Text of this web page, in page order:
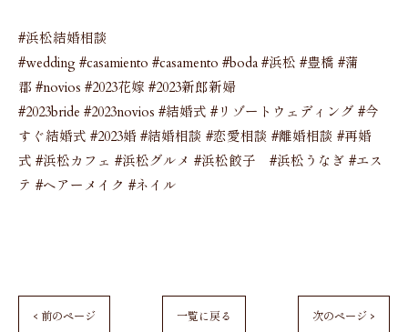
#浜松結婚相談
#wedding #casamiento #casamento #boda #浜松 #豊橋 #蒲
郡 #novios #2023花嫁 #2023新郎新婦
#2023bride #2023novios #結婚式 #リゾートウェディング #今
すぐ結婚式 #2023婚 #結婚相談 #恋愛相談 #離婚相談 #再婚
式 #浜松カフェ #浜松グルメ #浜松餃子 #浜松うなぎ #エス
テ #ヘアーメイク #ネイル
< 前のページ 一覧に戻る 次のページ >